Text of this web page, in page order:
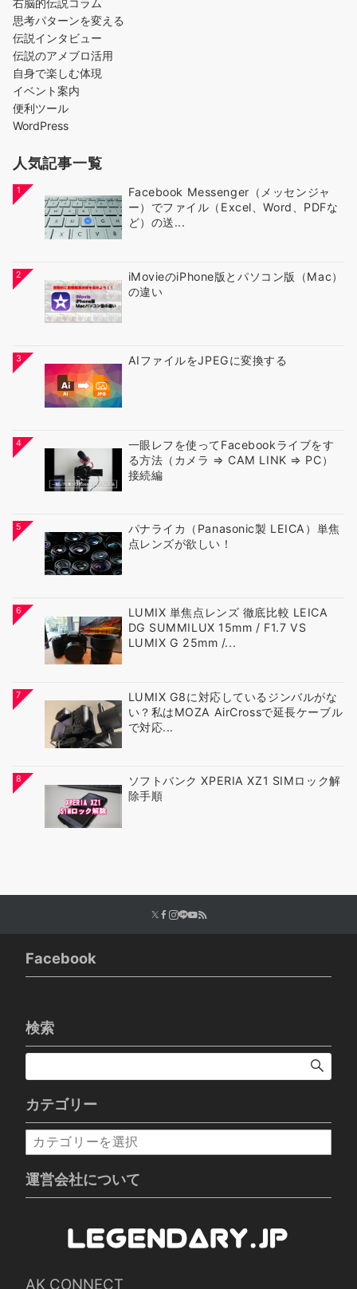
右脳的伝説コラム
思考パターンを変える
伝説インタビュー
伝説のアメブロ活用
自身で楽しむ体現
イベント案内
便利ツール
WordPress
人気記事一覧
1
Facebook Messenger（メッセンジャ
ー）でファイル（Excel、Word、PDFな
ど）の送...
2
iMovieのiPhone版とパソコン版（Mac）
の違い
3 AIファイルをJPEGに変換する
4
一眼レフを使ってFacebookライブをす
る方法（カメラ ⇒ CAM LINK ⇒ PC）
接続編
5
パナライカ（Panasonic製 LEICA）単焦
点レンズが欲しい！
6
LUMIX 単焦点レンズ 徹底比較 LEICA
DG SUMMILUX 15mm / F1.7 VS
LUMIX G 25mm /...
7
LUMIX G8に対応しているジンバルがな
い？私はMOZA AirCrossで延長ケーブル
で対応...
8
ソフトバンク XPERIA XZ1 SIMロック解
除手順
Facebook
検索
カテゴリー
カ
テ
ゴ
リ
運営会社について
AK CONNECT